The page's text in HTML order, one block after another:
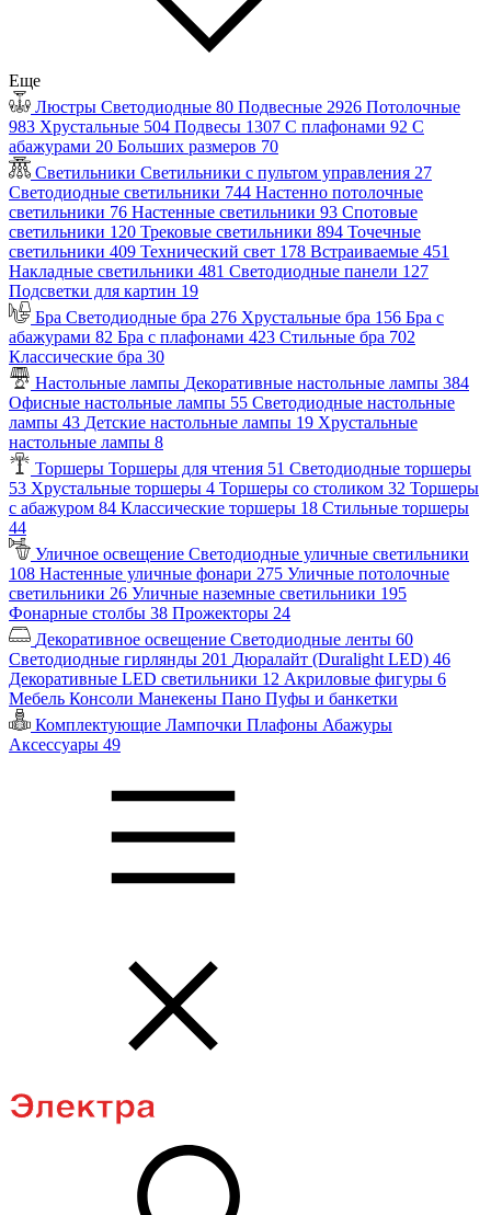
Еще
Люстры Светодиодные 80 Подвесные 2926 Потолочные
983 Хрустальные 504 Подвесы 1307 С плафонами 92 С
абажурами 20 Больших размеров 70
Светильники Светильники с пультом управления 27
Светодиодные светильники 744 Настенно потолочные
светильники 76 Настенные светильники 93 Спотовые
светильники 120 Трековые светильники 894 Точечные
светильники 409 Технический свет 178 Встраиваемые 451
Накладные светильники 481 Светодиодные панели 127
Подсветки для картин 19
Бра Светодиодные бра 276 Хрустальные бра 156 Бра с
абажурами 82 Бра с плафонами 423 Стильные бра 702
Классические бра 30
Настольные лампы Декоративные настольные лампы 384
Офисные настольные лампы 55 Светодиодные настольные
лампы 43 Детские настольные лампы 19 Хрустальные
настольные лампы 8
Торшеры Торшеры для чтения 51 Светодиодные торшеры
53 Хрустальные торшеры 4 Торшеры со столиком 32 Торшеры
с абажуром 84 Классические торшеры 18 Стильные торшеры
44
Уличное освещение Светодиодные уличные светильники
108 Настенные уличные фонари 275 Уличные потолочные
светильники 26 Уличные наземные светильники 195
Фонарные столбы 38 Прожекторы 24
Декоративное освещение Светодиодные ленты 60
Светодиодные гирлянды 201 Дюралайт (Duralight LED) 46
Декоративные LED светильники 12 Акриловые фигуры 6
Мебель Консоли Манекены Пано Пуфы и банкетки
Комплектующие Лампочки Плафоны Абажуры
Аксессуары 49